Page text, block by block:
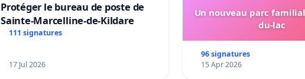
Protéger le bureau de poste de
Sainte-Marcelline-de-Kildare
111 signatures
17 Jul 2026
Un nouveau parc
du-lac
96 signatures
15 Apr 2026